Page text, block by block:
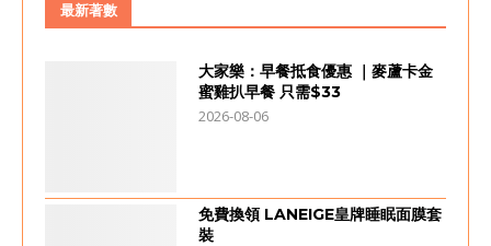
最新著數
大家樂：早餐抵食優惠 ｜麥蘆卡金
蜜雞扒早餐 只需$33
2026-08-06
免費換領 LANEIGE皇牌睡眠面膜套
裝